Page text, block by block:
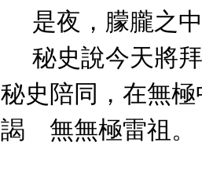
是夜，朦朧之中
秘史說今天將
秘史陪同，在無
謁 無無極雷祖。